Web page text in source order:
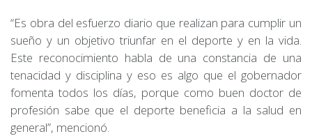
“Es obra del esfuerzo diario que realizan para cumplir un
sueño y un objetivo triunfar en el deporte y en la vida.
Este reconocimiento habla de una constancia de una
tenacidad y disciplina y eso es algo que el gobernador
fomenta todos los días, porque como buen doctor de
profesión sabe que el deporte beneficia a la salud en
general”, mencionó.